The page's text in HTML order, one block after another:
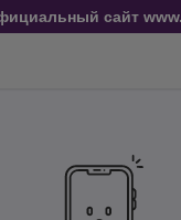
сайт